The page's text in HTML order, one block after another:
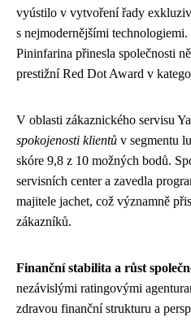
vyústilo v vytvoření řady
s nejmodernějšími
Pininfarina přinesla společnosti
prestižní Red Dot Award v
V oblasti zákaznického servisu
spokojenosti klientů v segmentu
skóre 9,8 z 10 možných bodů.
servisních center a zavedla
majitele jachet, což významně
zákazníků.
Finanční stabilita a růst
nezávislými ratingovými
zdravou finanční strukturu a